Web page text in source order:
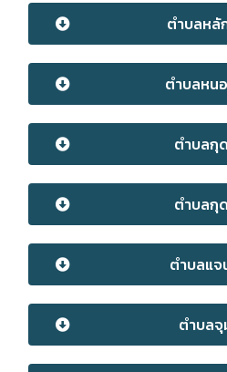
ตำบลหลั
ตำบลหน
ตำบลกุ
ตำบลกุ
ตำบลแจ
ตำบล